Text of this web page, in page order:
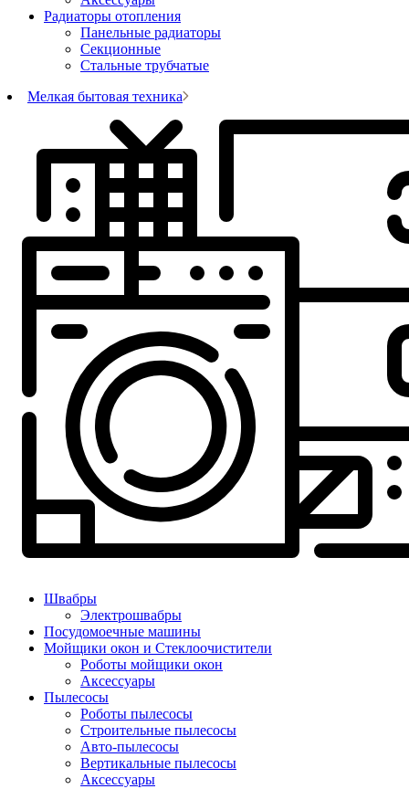
Радиаторы отопления
Панельные радиаторы
Секционные
Стальные трубчатые
Мелкая бытовая техника
Швабры
Электрошвабры
Посудомоечные машины
Мойщики окон и Стеклоочистители
Роботы мойщики окон
Аксессуары
Пылесосы
Роботы пылесосы
Строительные пылесосы
Авто-пылесосы
Вертикальные пылесосы
Аксессуары